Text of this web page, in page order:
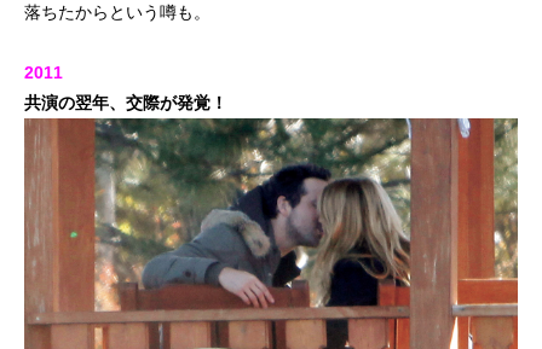
落ちたからという噂も。
2011
共演の翌年、交際が発覚！